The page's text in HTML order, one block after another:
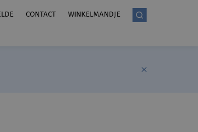
CONTACT WINKELMANDJE